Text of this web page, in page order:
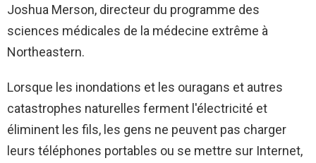
Joshua Merson, directeur du programme des
sciences médicales de la médecine extrême à
Northeastern.
Lorsque les inondations et les ouragans et autres
catastrophes naturelles ferment l'électricité et
éliminent les fils, les gens ne peuvent pas charger
leurs téléphones portables ou se mettre sur Internet,